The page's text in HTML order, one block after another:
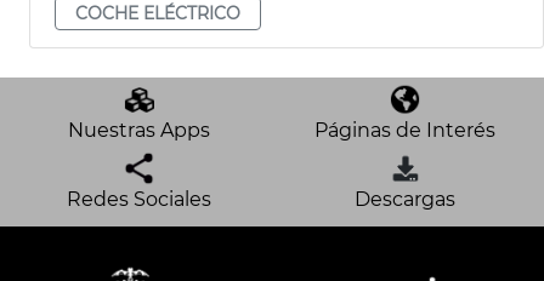
COCHE ELÉCTRICO
Nuestras Apps Páginas de Interés
Redes Sociales Descargas